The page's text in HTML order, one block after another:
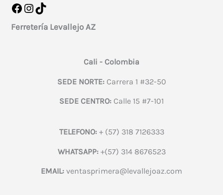
Facebook
Instagram
TikTok
Ferretería Levallejo AZ
Cali - Colombia
SEDE NORTE:Carrera 1 #32-50
SEDE CENTRO: Calle 15 #7-101
TELEFONO:+ (57) 318 7126333
WHATSAPP:+(57) 314 8676523
EMAIL: ventasprimera@levallejoaz.com